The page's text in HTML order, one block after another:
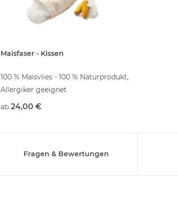
Maisfaser - Kissen
100 % Maisvlies - 100 % Naturprodukt,
Allergiker geeignet
ab 24,00 €
Fragen & Bewertungen